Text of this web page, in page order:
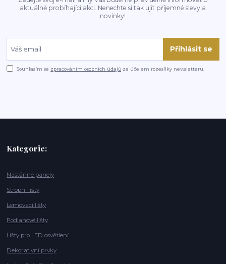
aktuálně probíhající akci. Nenechte si tak ujít příjemné slevy a
novinky!
Přihlásit se
Souhlasím se zpracováním osobních údajů za účelem rozesílky newsletteru.
Kategorie:
Nástěnné panely
Stropní lišty
Lemovací lišty
Podlahové lišty
Lišty pro LED osvětlení
Dekorativní prvky